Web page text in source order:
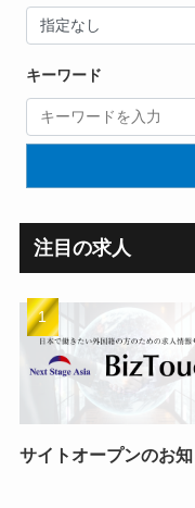
キーワード
注目の求人
サイトオープンのお